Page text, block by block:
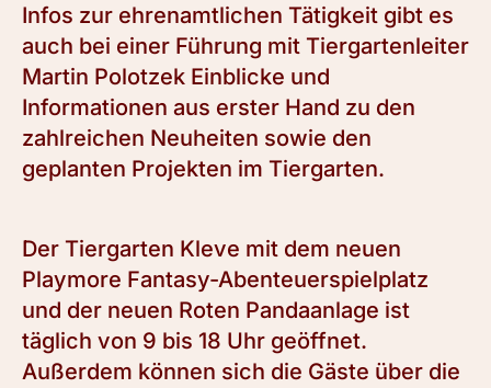
Infos zur ehrenamtlichen Tätigkeit gibt es
auch bei einer Führung mit Tiergartenleiter
Martin Polotzek Einblicke und
Informationen aus erster Hand zu den
zahlreichen Neuheiten sowie den
geplanten Projekten im Tiergarten.
Der Tiergarten Kleve mit dem neuen
Playmore Fantasy-Abenteuerspielplatz
und der neuen Roten Pandaanlage ist
täglich von 9 bis 18 Uhr geöffnet.
Außerdem können sich die Gäste über die